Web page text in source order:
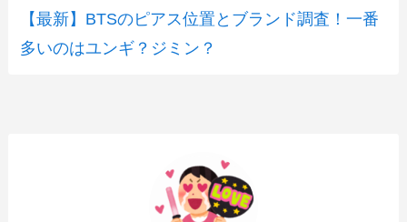
【最新】BTSのピアス位置とブランド調査！一番
多いのはユンギ？ジミン？